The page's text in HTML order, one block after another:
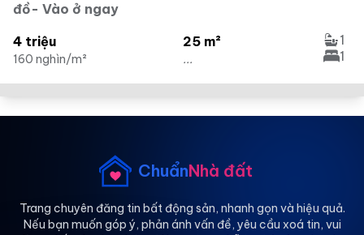
đồ- Vào ở ngay
4 triệu
160 nghìn/m²
25 m²
...
1
1
ChuẩnNhà đất
Trang chuyên đăng tin bất động sản, nhanh gọn và hiệu quả.
Nếu bạn muốn góp ý, phản ánh vấn đề, yêu cầu xoá tin, vui